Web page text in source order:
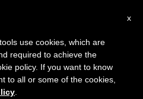
x
use cookies, which are
required to achieve the
policy. If you want to know
to all or some of the cookies,